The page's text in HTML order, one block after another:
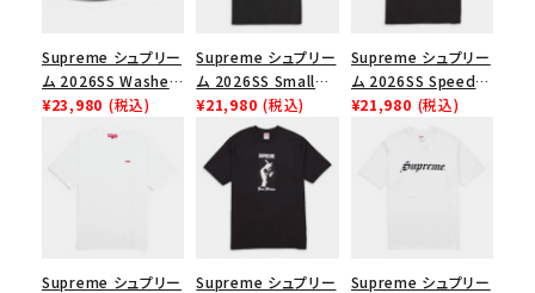
Supreme シュプリー
ム 2026SS Washed
Chino Twill Camp
¥23,980 (税込)
Supreme シュプリー
ム 2026SS Small
Box Tee スモールボ
ックスTシャツ ブラッ
¥21,980 (税込)
Supreme シュプリー
ム 2026SS Speed
Tee スピードTシャツ
¥21,980 (税込)
Supreme シュプリー
Supreme シュプリー
Supreme シュプリー